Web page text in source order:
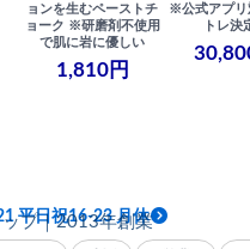
ョンを生むペーストチ
ョーク ※研磨剤不使用
で肌に岩に優しい
1,810円
※公式アプ
トレ決
プ｜2013年創業
平日祝16-23 月休